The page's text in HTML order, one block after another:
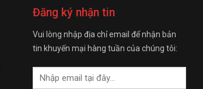
Đăng ký nhận tin
Vui lòng nhập địa chỉ email để nhận bản
tin khuyến mại hàng tuần của chúng tôi: